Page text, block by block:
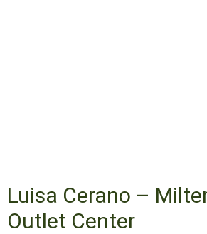
Luisa Cerano –
Outlet Center